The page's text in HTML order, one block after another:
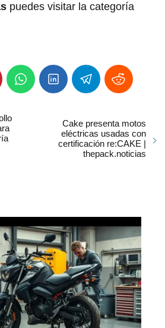
puedes visitar la categoría
Cake presenta motos
eléctricas usadas con
certificación re:CAKE |
thepack.noticias